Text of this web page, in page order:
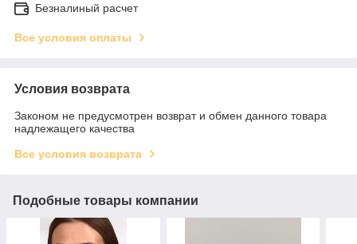
Безналиный расчет
Все условия оплаты
Условия возврата
Законом не предусмотрен возврат и обмен данного товара
надлежащего качества
Все условия возврата
Подобные товары компании